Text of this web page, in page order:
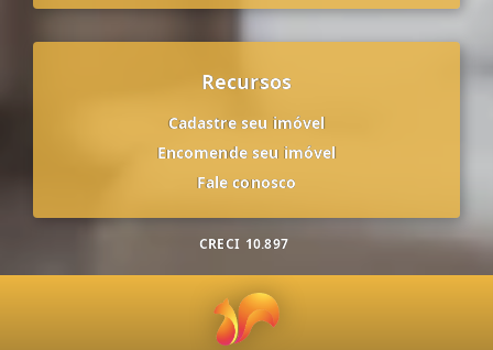
Recursos
Cadastre seu imóvel
Encomende seu imóvel
Fale conosco
CRECI 10.897